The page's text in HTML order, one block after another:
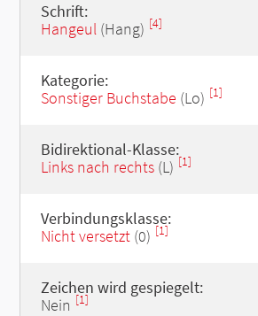
Schrift:
Hangeul(Hang) [4]
Kategorie:
Sonstiger Buchstabe (Lo) [1]
Bidirektional-Klasse:
Links nach rechts(L) [1]
Verbindungsklasse:
Nicht versetzt(0) [1]
Zeichen wird gespiegelt:
Nein [1]